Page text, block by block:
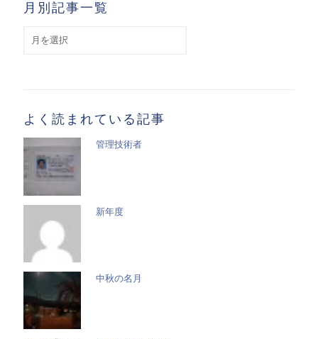
月別記事一覧
よく読まれている記事
管理技術者
新年度
中秋の名月